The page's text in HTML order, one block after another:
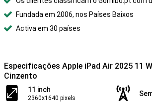
Fundada em 2006, nos Países Baixos
Activa em 30 países
Especificações Apple iPad Air 2025 11
Cinzento
11 inch
2360x1640 pixels